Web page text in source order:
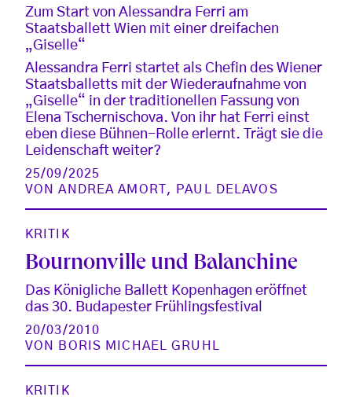
Zum Start von Alessandra Ferri am
Staatsballett Wien mit einer dreifachen
„Giselle“
Alessandra Ferri startet als Chefin des Wiener
Staatsballetts mit der Wiederaufnahme von
„Giselle“ in der traditionellen Fassung von
Elena Tschernischova. Von ihr hat Ferri einst
eben diese Bühnen-Rolle erlernt. Trägt sie die
Leidenschaft weiter?
25/09/2025
VONANDREA AMORT , PAUL DELAVOS
KRITIK
Bournonville und Balanchine
Das Königliche Ballett Kopenhagen eröffnet
das 30. Budapester Frühlingsfestival
20/03/2010
VON
BORIS MICHAEL GRUHL
KRITIK